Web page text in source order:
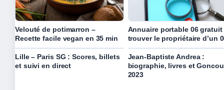
Velouté de potimarron –
Recette facile vegan en 35 min
Annuaire portable 06 gratuit
trouver le propriétaire d’un
Lille – Paris SG : Scores, billets
et suivi en direct
Jean-Baptiste Andrea :
biographie, livres et
2023